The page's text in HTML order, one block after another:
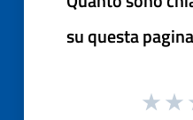
su questa